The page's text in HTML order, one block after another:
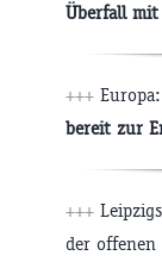
Überfall
+++ Europa:
bereit zur
+++
der offenen